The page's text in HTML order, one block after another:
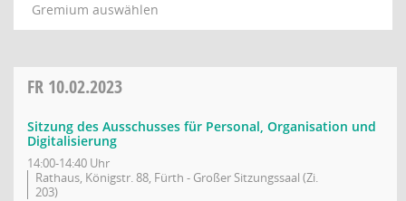
Gremium auswählen
FR 10.02.2023
Sitzung des Ausschusses für Personal, Organisation und
Digitalisierung
14:00-14:40 Uhr
Rathaus, Königstr. 88, Fürth - Großer Sitzungssaal (Zi.
203)